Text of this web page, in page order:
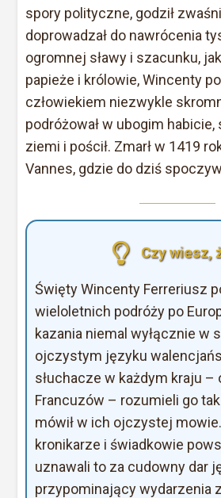
spory polityczne, godził
doprowadzał do nawrócenia
ogromnej sławy i szacunku,
papieże i królowie, Wincenty
człowiekiem niezwykle
podróżował w ubogim habicie,
ziemi i pościł. Zmarł w 1419
Vannes, gdzie do dziś
Czy wiesz,
Święty Wincenty Ferreriusz
wieloletnich podróży po
kazania niemal wyłącznie w
ojczystym języku
słuchacze w każdym kraju –
Francuzów – rozumieli go
mówił w ich ojczystej
kronikarze i świadkowie
uznawali to za cudowny dar
przypominający wydarzenia